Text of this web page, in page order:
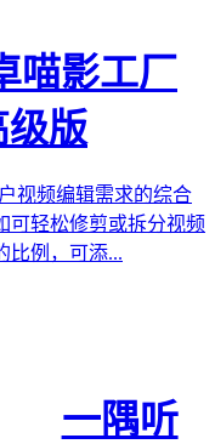
喵影工厂
级版
视频编辑需求的综合
可轻松修剪或拆分视频
比例，可添...
一隅听